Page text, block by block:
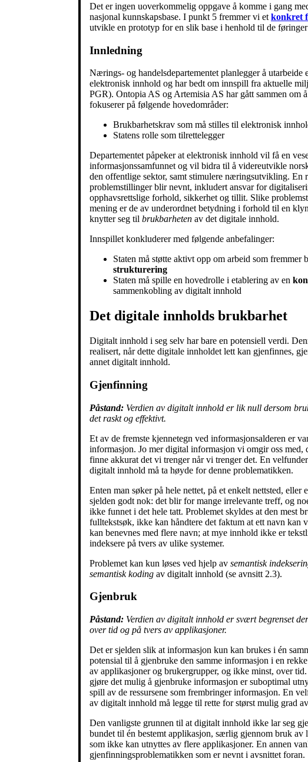
Det er ingen uoverkommelig oppgave å komme i gang
nasjonal kunnskapsbase. I punkt 5 fremmer vi et konkret
utvikle en prototyp for en slik base i henhold til de
Innledning
Nærings- og handelsdepartementet planlegger å utarbeide
elektronisk innhold og har bedt om innspill fra aktuelle
PGR). Ontopia AS og Artemisia AS har gått sammen om
fokuserer på følgende hoved­områder:
Brukbarhetskrav som må stilles til elektronisk
Statens rolle som tilrettelegger
Departementet påpeker at elektronisk innhold vil få en
informasjonssamfunnet og vil bidra til å videreutvikle
den offentlige sektor, samt stimulere næringsutvikling. En
problemstillinger blir nevnt, inkludert ansvar for
opphavsrettslige forhold, sikkerhet og tillit. Slike
mening er de av underordnet betydning i forhold til en
knytter seg til brukbarheten av det digitale innhold.
Innspillet konkluderer med følgende anbefalinger:
Staten må støtte aktivt opp om arbeid som fremmer
strukturering
Staten må spille en hovedrolle i etablering av en
sammenkobling av digitalt innhold
Det digitale innholds brukbarhet
Digitalt innhold i seg selv har bare en potensiell verdi.
realisert, når dette digitale innholdet lett kan gjenfinnes,
annet digitalt innhold.
Gjenfinning
Påstand: Verdien av digitalt innhold er lik null dersom
det raskt og effektivt.
Et av de fremste kjennetegn ved informasjonsalderen er
informasjon. Jo mer digital informasjon vi omgir oss med,
finne akkurat det vi trenger når vi trenger det. En
digitalt innhold må ta høyde for denne problematikken.
Enten man søker på hele nettet, på et enkelt nettsted, eller
sjelden godt nok: det blir for mange irrelevante treff, og
ikke funnet i det hele tatt. Problemet skyldes at den mest
fulltekstsøk, ikke kan håndtere det faktum at ett navn kan
kan benevnes med flere navn; at mye innhold ikke er
indeksere på tvers av ulike systemer.
Problemet kan kun løses ved hjelp av semantisk
semantisk koding av digitalt innhold (se avnsitt 2.3).
Gjenbruk
Påstand: Verdien av digitalt innhold er svært begrenset
over tid og på tvers av applikasjoner.
Det er sjelden slik at informasjon kun kan brukes i én
potensial til å gjenbruke den samme informasjon i en
av applikasjoner og brukergrupper, og ikke minst, over
gjøre det mulig å gjenbruke informasjon er suboptimal
spill av de ressursene som frembringer informasjon. En
av digitalt innhold må legge til rette for størst mulig grad
Den vanligste grunnen til at digitalt innhold ikke lar seg
bundet til én bestemt applikasjon, særlig gjennom bruk
som ikke kan utnyttes av flere applikasjoner. En annen
gjenfinningsproblematikken som er nevnt i avsnittet foran.